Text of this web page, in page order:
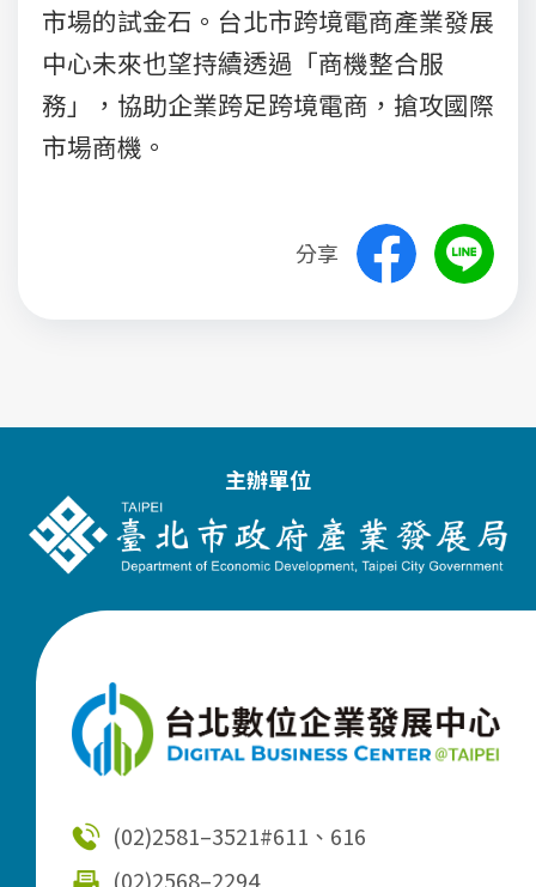
市場的試金石。台北市跨境電商產業發展
中心未來也望持續透過「商機整合服
務」，協助企業跨足跨境電商，搶攻國際
市場商機。
分享
主辦單位
(02)2581–3521#611、616
(02)2568–2294